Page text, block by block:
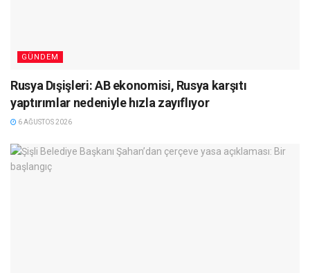
GÜNDEM
Rusya Dışişleri: AB ekonomisi, Rusya karşıtı
yaptırımlar nedeniyle hızla zayıflıyor
6 AĞUSTOS 2026